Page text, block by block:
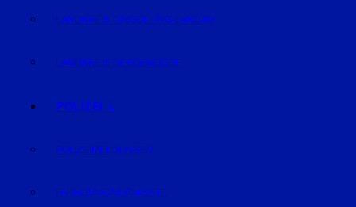
LANDKREIS DINGOLFING-LANDAU
LANDKREIS DEGGENDORF
POLIZEI
POLIZEIMELDUNGEN
FAHNDUNG/VERMISSTE